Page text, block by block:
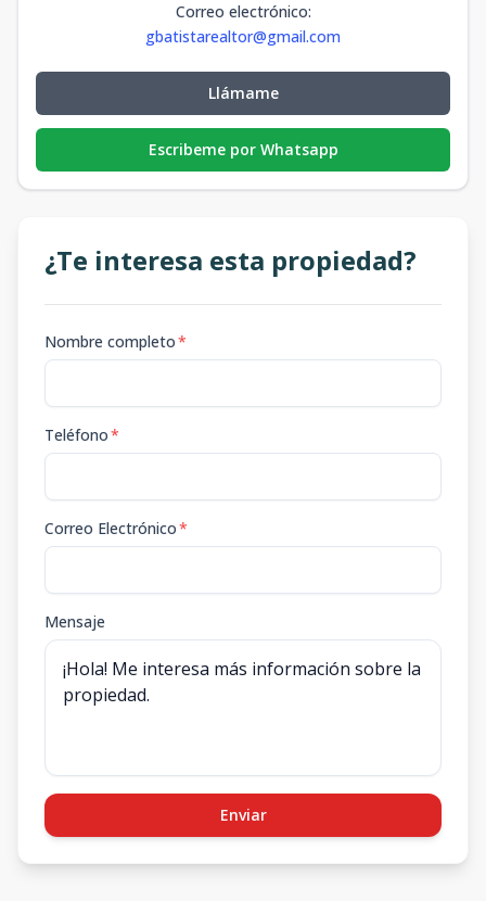
Correo electrónico:
gbatistarealtor@gmail.com
Llámame
Escribeme por Whatsapp
¿Te interesa esta propiedad?
Nombre completo*
Teléfono*
Correo Electrónico*
Mensaje
Enviar